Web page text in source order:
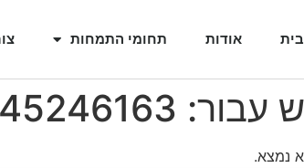
אודות תחומי התמחות
עבור:
נמצא.